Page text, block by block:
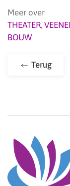
Meer over
THEATER,
BOUW
Terug